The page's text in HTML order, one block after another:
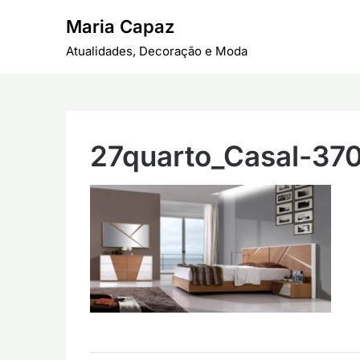
Maria Capaz
Atualidades, Decoração e Moda
27quarto_Casal-